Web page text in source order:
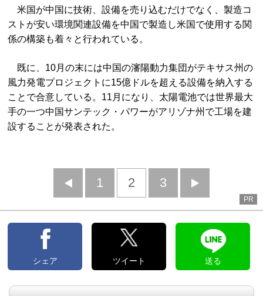
米国が中国に技術、設備を売り込むだけでなく、製造コ
ストが安い環境関連設備を中国で製造し米国で使用する関
係の構築も着々と行われている。
既に、10月の末には中国の瀋陽動力集団がテキサス州の
風力発電プロジェクトに15億ドルを超える設備を納入する
ことで合意している。11月になり、太陽電池では世界最大
手の一つ中国サンテック・パワーがアリゾナ州で工場を建
設することが発表された。
前
へ
1 2 3
へ
PR
シェア ツイート 送る